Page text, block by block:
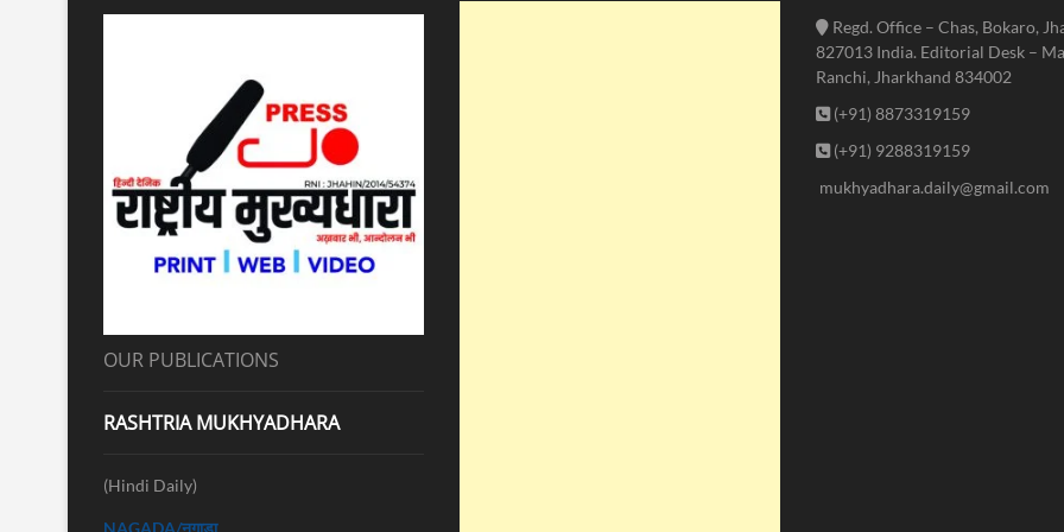
OUR PUBLICATIONS
RASHTRIA MUKHYADHARA
(Hindi Daily)
NAGADA/नगाड़ा
Regd. Office – Chas, Bokaro,
827013 India. Editorial Desk –
Ranchi, Jharkhand 834002
(+91) 8873319159
(+91) 9288319159
mukhyadhara.daily@gmail.com